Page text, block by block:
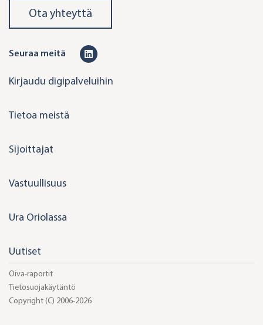
Ota yhteyttä
Seuraa meitä
n
Kirjaudu digipalveluihin
Tietoa meistä
Sijoittajat
Vastuullisuus
Ura Oriolassa
Uutiset
Oiva-raportit
Tietosuojakäytäntö
Copyright (C) 2006-2026